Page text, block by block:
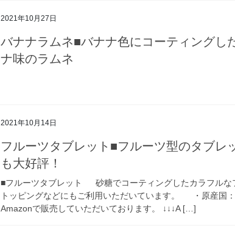
2021年10月27日
バナナラムネ■バナナ色にコーティングし
ナ味のラムネ
2021年10月14日
フルーツタブレット■フルーツ型のタブ
も大好評！
■フルーツタブレット 砂糖でコーティングしたカラフルな
トッピングなどにもご利用いただいています。 ・原産
Amazonで販売していただいております。 ↓↓↓A […]